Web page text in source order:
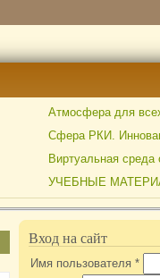
Атмосфера для
Сфера РКИ.
Виртуальная среда
УЧЕБНЫЕ
Вход на сайт
Имя пользователя*